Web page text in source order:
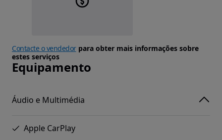
Contacte o vendedorpara obter mais informações sobre
estes serviços
Equipamento
Áudio e Multimédia
Apple CarPlay